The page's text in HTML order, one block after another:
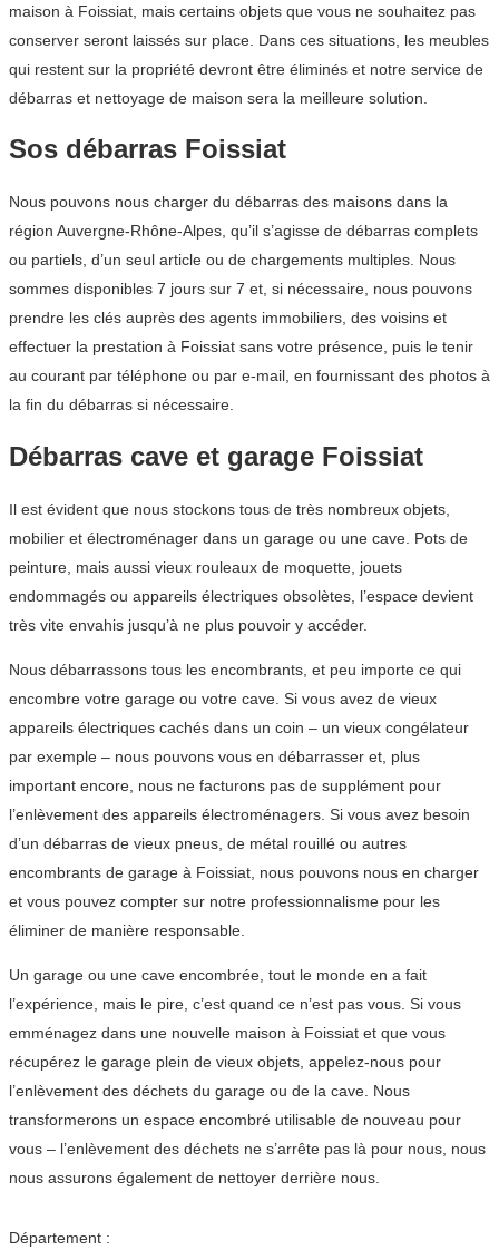
maison à Foissiat, mais certains objets que vous ne souhaitez pas
conserver seront laissés sur place. Dans ces situations, les meubles
qui restent sur la propriété devront être éliminés et notre service de
débarras et nettoyage de maison sera la meilleure solution.
Sos débarras Foissiat
Nous pouvons nous charger du débarras des maisons dans la
région Auvergne-Rhône-Alpes, qu’il s’agisse de débarras complets
ou partiels, d’un seul article ou de chargements multiples. Nous
sommes disponibles 7 jours sur 7 et, si nécessaire, nous pouvons
prendre les clés auprès des agents immobiliers, des voisins et
effectuer la prestation à Foissiat sans votre présence, puis le tenir
au courant par téléphone ou par e-mail, en fournissant des photos à
la fin du débarras si nécessaire.
Débarras cave et garage Foissiat
Il est évident que nous stockons tous de très nombreux objets,
mobilier et électroménager dans un garage ou une cave. Pots de
peinture, mais aussi vieux rouleaux de moquette, jouets
endommagés ou appareils électriques obsolètes, l’espace devient
très vite envahis jusqu’à ne plus pouvoir y accéder.
Nous débarrassons tous les encombrants, et peu importe ce qui
encombre votre garage ou votre cave. Si vous avez de vieux
appareils électriques cachés dans un coin – un vieux congélateur
par exemple – nous pouvons vous en débarrasser et, plus
important encore, nous ne facturons pas de supplément pour
l’enlèvement des appareils électroménagers. Si vous avez besoin
d’un débarras de vieux pneus, de métal rouillé ou autres
encombrants de garage à Foissiat, nous pouvons nous en charger
et vous pouvez compter sur notre professionnalisme pour les
éliminer de manière responsable.
Un garage ou une cave encombrée, tout le monde en a fait
l’expérience, mais le pire, c’est quand ce n’est pas vous. Si vous
emménagez dans une nouvelle maison à Foissiat et que vous
récupérez le garage plein de vieux objets, appelez-nous pour
l’enlèvement des déchets du garage ou de la cave. Nous
transformerons un espace encombré utilisable de nouveau pour
vous – l’enlèvement des déchets ne s’arrête pas là pour nous, nous
nous assurons également de nettoyer derrière nous.
Département :